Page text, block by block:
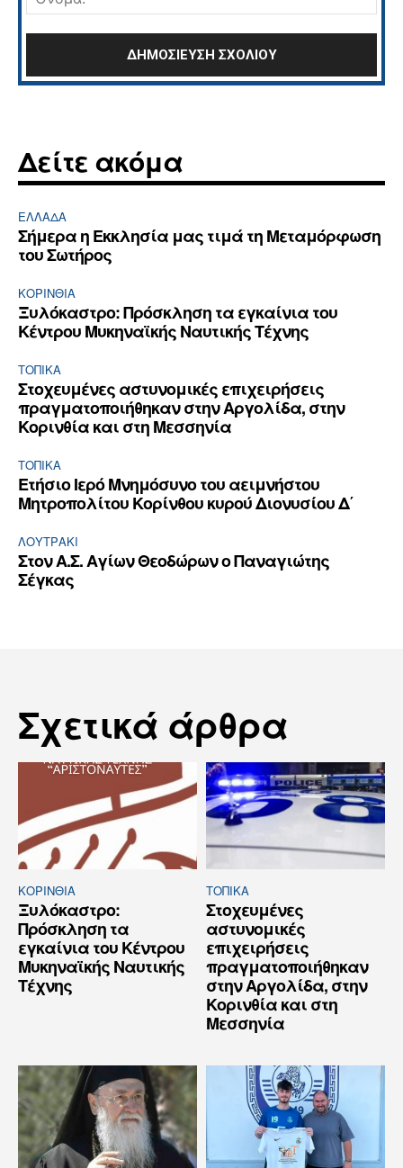
Δείτε ακόμα
ΕΛΛΆΔΑ
Σήμερα η Εκκλησία μας τιμά τη Μεταμόρφωση
του Σωτήρος
ΚΟΡΙΝΘΊΑ
Ξυλόκαστρο: Πρόσκληση τα εγκαίνια του
Κέντρου Μυκηναϊκής Ναυτικής Τέχνης
ΤΟΠΙΚΑ
Στοχευμένες αστυνομικές επιχειρήσεις
πραγματοποιήθηκαν στην Αργολίδα, στην
Κορινθία και στη Μεσσηνία
ΤΟΠΙΚΑ
Ετήσιο Ιερό Μνημόσυνο του αειμνήστου
Μητροπολίτου Κορίνθου κυρού Διονυσίου Δ΄
ΛΟΥΤΡΆΚΙ
Στον Α.Σ. Αγίων Θεοδώρων ο Παναγιώτης
Σέγκας
Σχετικά άρθρα
ΚΟΡΙΝΘΊΑ
Ξυλόκαστρο:
Πρόσκληση τα
εγκαίνια του Κέντρου
Μυκηναϊκής Ναυτικής
Τέχνης
ΤΟΠΙΚΑ
Στοχευμένες
αστυνομικές
επιχειρήσεις
πραγματοποιήθηκαν
στην Αργολίδα, στην
Κορινθία και στη
Μεσσηνία